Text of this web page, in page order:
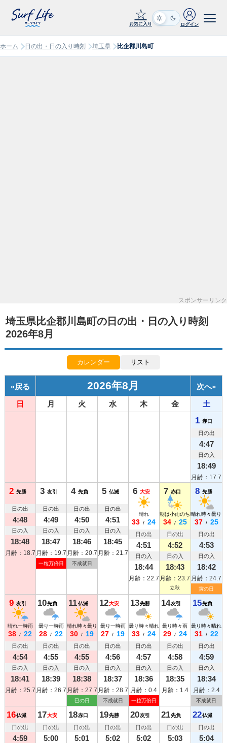
☆
お気に入り ログイン
ホーム 日の出・日の入り時刻 埼玉県 比企郡川島町
スポンサーリンク
埼玉県比企郡川島町の日の出・日の入り時刻
2026年8月
カレンダー リスト
«戻る 2026年8月 次へ»
日
月 火 水 木 金 土
1 赤口
日の出
4:47
日の入
18:49
月齢：17.7
2 先勝
日の出
4:48
日の入
18:48
月齢：18.7
3 友引
日の出
4:49
日の入
18:47
月齢：19.7
一粒万倍日
4 先負
日の出
4:50
日の入
18:46
月齢：20.7
不成就日
5 仏滅
日の出
4:51
日の入
18:45
月齢：21.7
6 大安
晴れ
33 / 24
日の出
4:51
日の入
18:44
月齢：22.7
7 赤口
朝は小雨のち晴れ
34 / 25
日の出
4:52
日の入
18:43
月齢：23.7
立秋
8 先勝
晴れ時々曇り
37 / 25
日の出
4:53
日の入
18:42
月齢：24.7
寅の日
9 友引
晴れ一時雨
38 / 22
日の出
4:54
日の入
18:41
月齢：25.7
10先負
曇り一時雨
28 / 22
日の出
4:55
日の入
18:39
月齢：26.7
11仏滅
晴れ時々曇り
30 / 19
日の出
4:55
日の入
18:38
月齢：27.7
巳の日
12大安
曇り一時雨
27 / 19
日の出
4:56
日の入
18:37
月齢：28.7
不成就日
13先勝
曇り時々晴れ
33 / 24
日の出
4:57
日の入
18:36
月齢：0.4
一粒万倍日
14友引
曇り時々雨
29 / 24
日の出
4:58
日の入
18:35
月齢：1.4
15先負
曇り時々晴れ
31 / 22
日の出
4:59
日の入
18:34
月齢：2.4
不成就日
16仏滅
日の出
4:59
17大安
日の出
5:00
18赤口
日の出
5:01
19先勝
日の出
5:02
20友引
日の出
5:02
21先負
日の出
5:03
22仏滅
日の出
5:04